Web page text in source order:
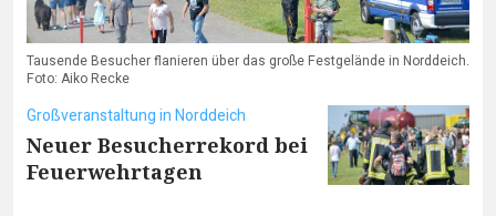
Tausende Besucher flanieren über das große Festgelände in Norddeich.
Foto: Aiko Recke
Großveranstaltung in Norddeich
Neuer Besucherrekord bei
Feuerwehrtagen